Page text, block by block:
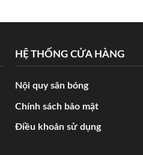
HỆ THỐNG CỬA HÀNG
Nội quy sân bóng
Chính sách bảo mật
Điều khoản sử dụng